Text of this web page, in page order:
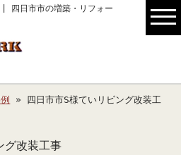
四日市市の増築・リフォー
» 四日市市S様ていリビング改装工
グ改装工事